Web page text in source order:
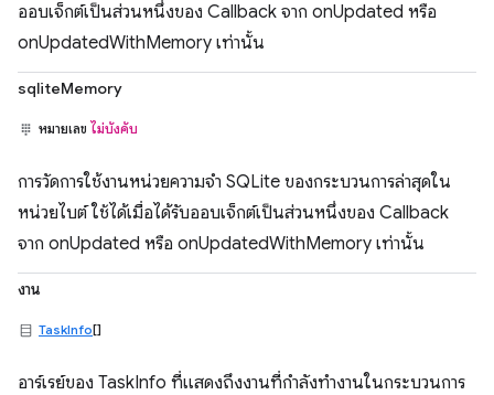
ออบเจ็กต์เป็นส่วนหนึ่งของ Callback จาก onUpdated หรือ
onUpdatedWithMemory เท่านั้น
sqliteMemory
หมายเลข ไม่บังคับ
การวัดการใช้งานหน่วยความจำ SQLite ของกระบวนการล่าสุดใน
หน่วยไบต์ ใช้ได้เมื่อได้รับออบเจ็กต์เป็นส่วนหนึ่งของ Callback
จาก onUpdated หรือ onUpdatedWithMemory เท่านั้น
งาน
TaskInfo[]
อาร์เรย์ของ TaskInfo ที่แสดงถึงงานที่กำลังทำงานในกระบวนการ